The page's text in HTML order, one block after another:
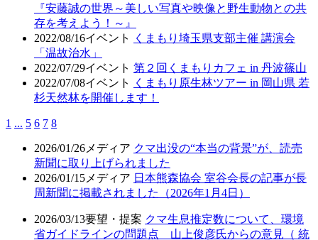
『安藤誠の世界～美しい写真や映像と野生動物との共
存を考えよう！～』
2022/08/16イベント
くまもり埼玉県支部主催 講演会
「温故治水」
2022/07/29イベント 第２回くまもりカフェ in 丹波篠山
2022/07/08イベント
くまもり原生林ツアー in 岡山県 若
杉天然林を開催します！
1 ... 5 6 7 8
2026/01/26 メディア クマ出没の“本当の背景”が、読売
新聞に取り上げられました
2026/01/15 メディア 日本熊森協会 室谷会長の記事が長
周新聞に掲載されました（2026年1月4日）
2026/03/13要望・提案 クマ生息推定数について、環境
省ガイドラインの問題点 山上俊彦氏からの意見（ 統